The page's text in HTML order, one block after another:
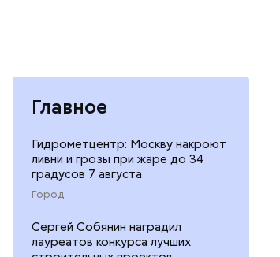
Главное
Гидрометцентр: Москву накроют
ливни и грозы при жаре до 34
градусов 7 августа
Город
Сергей Собянин наградил
лауреатов конкурса лучших